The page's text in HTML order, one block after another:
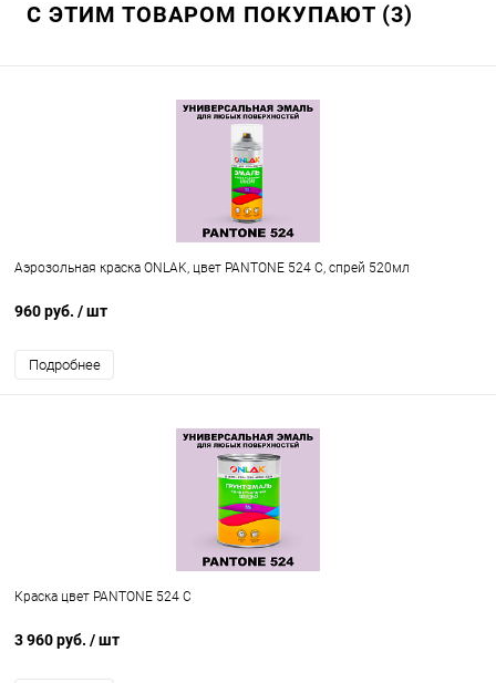
С ЭТИМ ТОВАРОМ ПОКУПАЮТ (3)
Аэрозольная краска ONLAK, цвет PANTONE 524 C, спрей 520мл
960 руб. / шт
Подробнее
Краска цвет PANTONE 524 C
3 960 руб. / шт